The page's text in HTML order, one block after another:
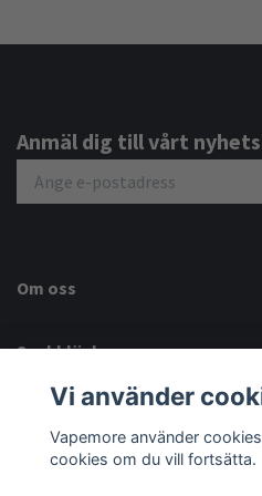
Anmäl dig till vårt
Om oss
Snabblänkar
Sociala medier
Vi använder
Vapemore använder
cookies om du vill fortsätta.